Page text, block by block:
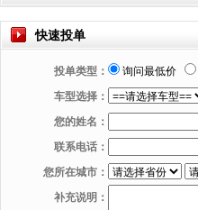
快速投单
投单类型： 询问最低价
车型选择：
您的姓名：
联系电话：
您所在城市：
补充说明：